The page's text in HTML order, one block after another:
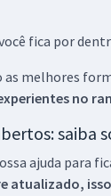
fica por
as melhores
no
saiba
ajuda para
atualizado,